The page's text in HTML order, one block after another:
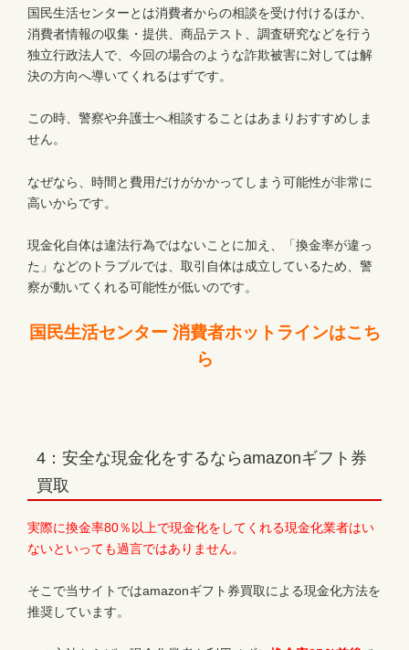
国民生活センターとは消費者からの相談を受け付けるほか、
消費者情報の収集・提供、商品テスト、調査研究などを行う
独立行政法人で、今回の場合のような詐欺被害に対しては解
決の方向へ導いてくれるはずです。
この時、警察や弁護士へ相談することはあまりおすすめしま
せん。
なぜなら、時間と費用だけがかかってしまう可能性が非常に
高いからです。
現金化自体は違法行為ではないことに加え、「換金率が違っ
た」などのトラブルでは、取引自体は成立しているため、警
察が動いてくれる可能性が低いのです。
国民生活センター 消費者ホットラインはこち
ら
4：安全な現金化をするならamazonギフト券
買取
実際に換金率80％以上で現金化をしてくれる現金化業者はい
ないといっても過言ではありません。
そこで当サイトではamazonギフト券買取による現金化方法を
推奨しています。